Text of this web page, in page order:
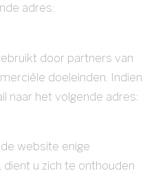
adres:
door partners van
doeleinden. Indien
naar het volgende adres:
website enige
u zich te onthouden